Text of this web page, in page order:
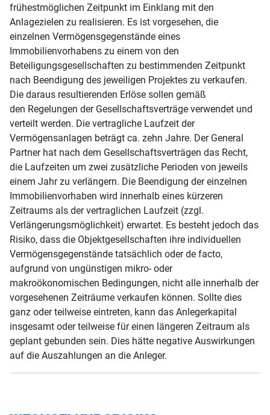
frühestmöglichen Zeitpunkt im Einklang mit den
Anlagezielen zu realisieren. Es ist vorgesehen, die
einzelnen Vermögensgegenstände eines
Immobilienvorhabens zu einem von den
Beteiligungsgesellschaften zu bestimmenden Zeitpunkt
nach Beendigung des jeweiligen Projektes zu verkaufen.
Die daraus resultierenden Erlöse sollen gemäß
den Regelungen der Gesellschaftsverträge verwendet und
verteilt werden. Die vertragliche Laufzeit der
Vermögensanlagen beträgt ca. zehn Jahre. Der General
Partner hat nach dem Gesellschaftsverträgen das Recht,
die Laufzeiten um zwei zusätzliche Perioden von jeweils
einem Jahr zu verlängern. Die Beendigung der einzelnen
Immobilienvorhaben wird innerhalb eines kürzeren
Zeitraums als der vertraglichen Laufzeit (zzgl.
Verlängerungsmöglichkeit) erwartet. Es besteht jedoch das
Risiko, dass die Objektgesellschaften ihre individuellen
Vermögensgegenstände tatsächlich oder de facto,
aufgrund von ungünstigen mikro- oder
makroökonomischen Bedingungen, nicht alle innerhalb der
vorgesehenen Zeiträume verkaufen können. Sollte dies
ganz oder teilweise eintreten, kann das Anlegerkapital
insgesamt oder teilweise für einen längeren Zeitraum als
geplant gebunden sein. Dies hätte negative Auswirkungen
auf die Auszahlungen an die Anleger.